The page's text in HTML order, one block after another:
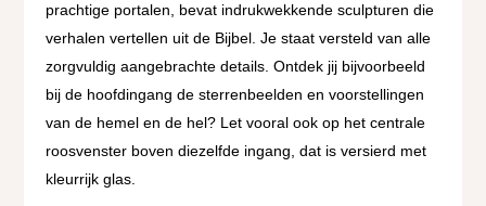
prachtige portalen, bevat indrukwekkende sculpturen die
verhalen vertellen uit de Bijbel. Je staat versteld van alle
zorgvuldig aangebrachte details. Ontdek jij bijvoorbeeld
bij de hoofdingang de sterrenbeelden en voorstellingen
van de hemel en de hel? Let vooral ook op het centrale
roosvenster boven diezelfde ingang, dat is versierd met
kleurrijk glas.